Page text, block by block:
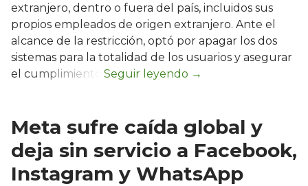
extranjero, dentro o fuera del país, incluidos sus
propios empleados de origen extranjero. Ante el
alcance de la restricción, optó por apagar los dos
sistemas para la totalidad de los usuarios y asegurar
el cumplimiento.
Meta sufre caída global y
deja sin servicio a Facebook,
Instagram y WhatsApp